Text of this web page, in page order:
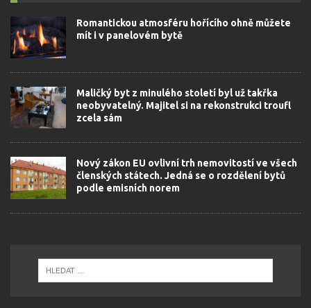
Romantickou atmosféru hořícího ohně můžete
mít i v panelovém bytě
Maličký byt z minulého století byl už takřka
neobyvatelný. Majitel si na rekonstrukci troufl
zcela sám
Nový zákon EU ovlivní trh nemovitostí ve všech
členských státech. Jedná se o rozdělení bytů
podle emisních norem